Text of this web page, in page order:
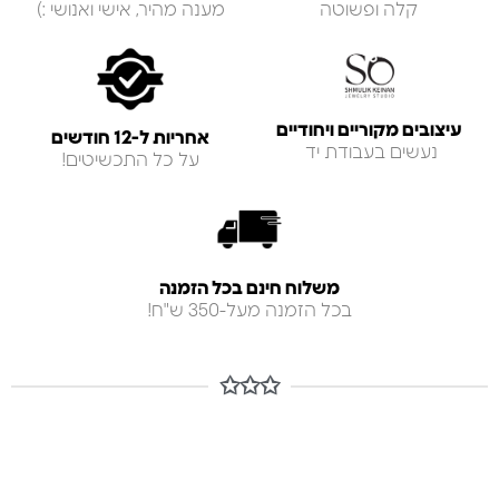
קלה ופשוטה
מענה מהיר, אישי ואנושי :)
עיצובים מקוריים ויחודיים
נעשים בעבודת יד
אחריות ל-12 חודשים
על כל התכשיטים!
משלוח חינם בכל הזמנה
בכל הזמנה מעל-350 ש"ח!
✩✩✩